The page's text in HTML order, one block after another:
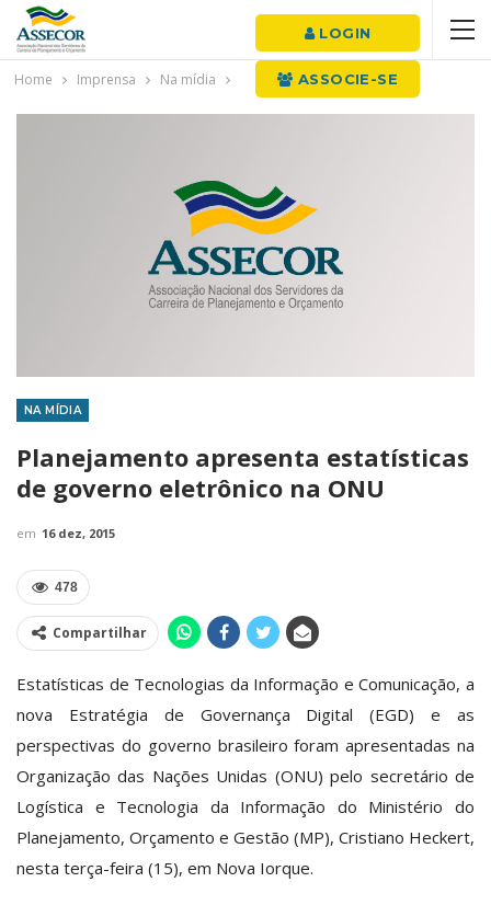
LOGIN
ASSOCIE-SE
Home Imprensa Na mídia
NA MÍDIA
Planejamento apresenta estatísticas
de governo eletrônico na ONU
em 16 dez, 2015
478
Compartilhar
Estatísticas de Tecnologias da Informação e Comunicação, a
nova Estratégia de Governança Digital (EGD) e as
perspectivas do governo brasileiro foram apresentadas na
Organização das Nações Unidas (ONU) pelo secretário de
Logística e Tecnologia da Informação do Ministério do
Planejamento, Orçamento e Gestão (MP), Cristiano Heckert,
nesta terça-feira (15), em Nova Iorque.